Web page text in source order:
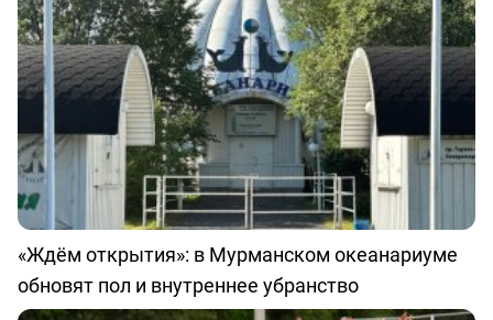
«Ждём открытия»: в Мурманском океанариуме
обновят пол и внутреннее убранство